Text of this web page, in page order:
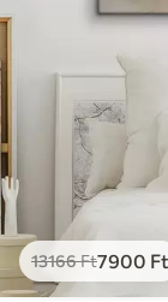
13166Ft7900 Ft